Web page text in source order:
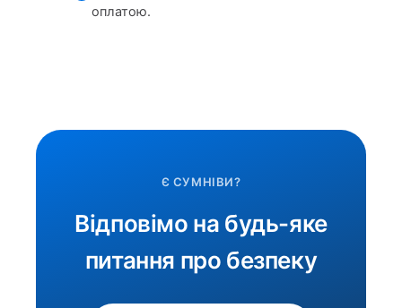
оплатою.
Є СУМНІВИ?
Відповімо на будь-яке
питання про безпеку